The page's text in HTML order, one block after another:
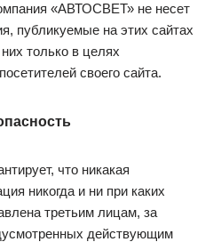
«АВТОСВЕТ» не несет
публикуемые на этих сайтах
только в целях
своего сайта.
что никакая
никогда и ни при каких
третьим лицам, за
действующим